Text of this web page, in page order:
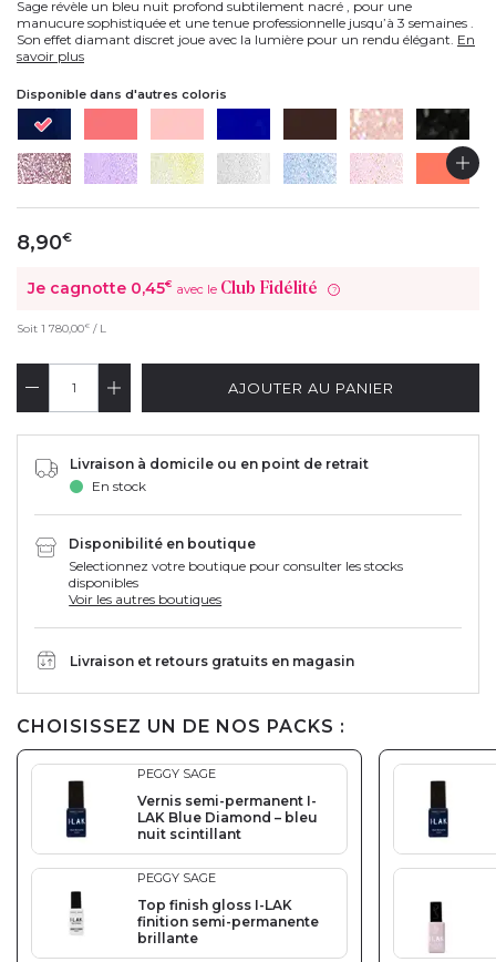
Sage révèle un bleu nuit profond subtilement nacré , pour une
manucure sophistiquée et une tenue professionnelle jusqu’à 3 semaines .
Son effet diamant discret joue avec la lumière pour un rendu élégant. En
savoir plus
Disponible dans d'autres coloris
8,90€
Je cagnotte 0,45€ avec le Club Fidélité ?
Soit 1 780,00€ / L
AJOUTER AU PANIER
Livraison à domicile ou en point de retrait
En stock
Disponibilité en boutique
Selectionnez votre boutique pour consulter les stocks
disponibles
Voir les autres boutiques
Livraison et retours gratuits en magasin
CHOISISSEZ UN DE NOS PACKS :
PEGGY SAGE
Vernis semi-permanent I-
LAK Blue Diamond – bleu
nuit scintillant
PEGGY SAGE
Top finish gloss I-LAK
finition semi-permanente
brillante